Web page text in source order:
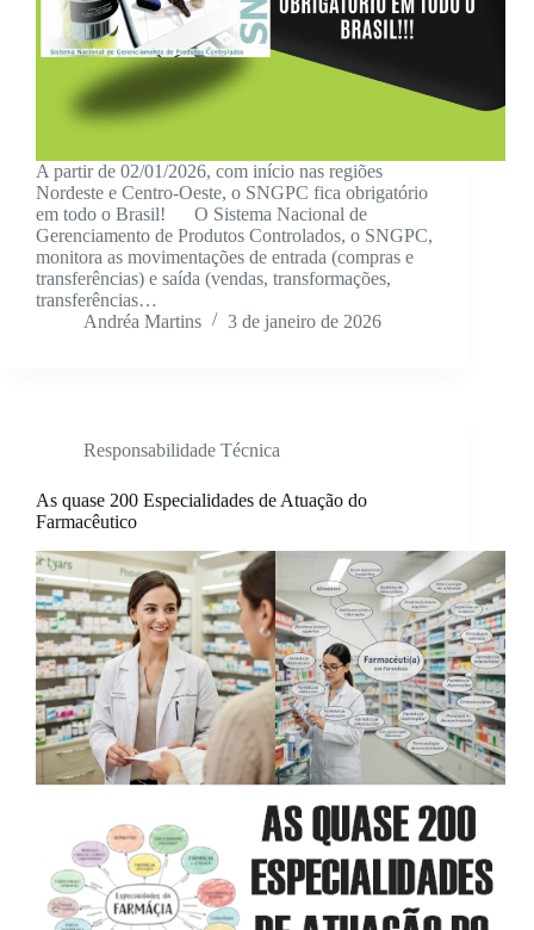
A partir de 02/01/2026, com início nas regiões
Nordeste e Centro-Oeste, o SNGPC fica obrigatório
em todo o Brasil! O Sistema Nacional de
Gerenciamento de Produtos Controlados, o SNGPC,
monitora as movimentações de entrada (compras e
transferências) e saída (vendas, transformações,
transferências…
Andréa Martins
3 de janeiro de 2026
Responsabilidade Técnica
As quase 200 Especialidades de Atuação do
Farmacêutico